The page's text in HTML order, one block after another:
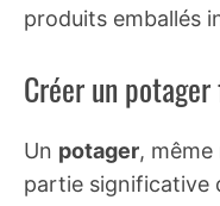
produits emballés
Créer un
Un potager,
partie significative